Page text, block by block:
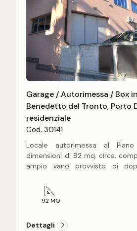
Garage / Autorimessa / Box
Benedetto del Tronto, Porto
residenziale
Cod. 30141
Locale autorimessa al
dimensioni di 92 mq. circa,
ampio vano provvisto di
Il garage si presa
utilizzato anche come deposito.
92 MQ
Dettagli